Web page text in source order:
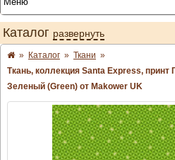
Каталог развернуть
» Каталог » Ткани »
Ткань, коллекция Santa Express, принт
Зеленый (Green) от Makower UK